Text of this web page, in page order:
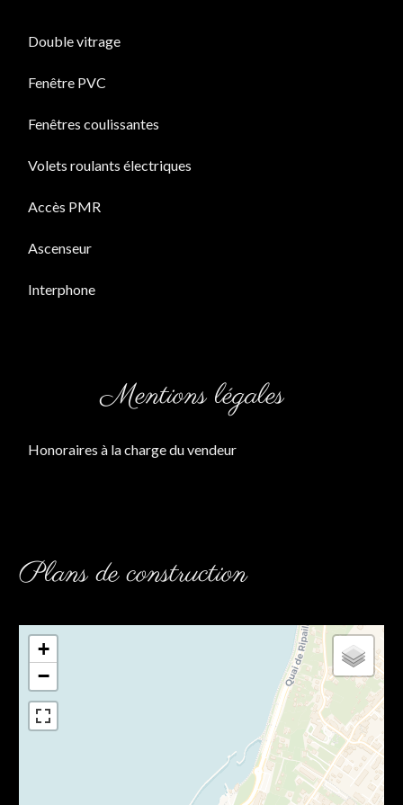
Double vitrage
Fenêtre PVC
Fenêtres coulissantes
Volets roulants électriques
Accès PMR
Ascenseur
Interphone
Mentions légales
Honoraires à la charge du vendeur
Plans de construction
+
−